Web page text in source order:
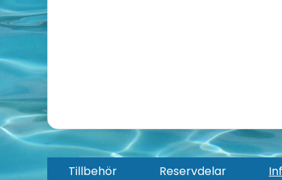
Tillbehör Reservdelar